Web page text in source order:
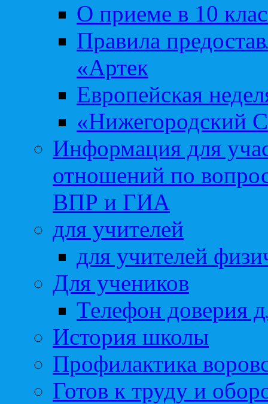
О приеме в 10
Правила
«Артек
Европейская
«Нижегородский
Информация для
отношений по
ВПР и ГИА
для учителей
для учителей
Для учеников
Телефон доверия
История школы
Профилактика
Готов к труду и